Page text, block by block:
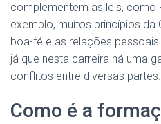
complementem as leis, como
exemplo, muitos princípios
boa-fé e as relações
já que nesta carreira há uma
conflitos entre diversas partes.
Como é a